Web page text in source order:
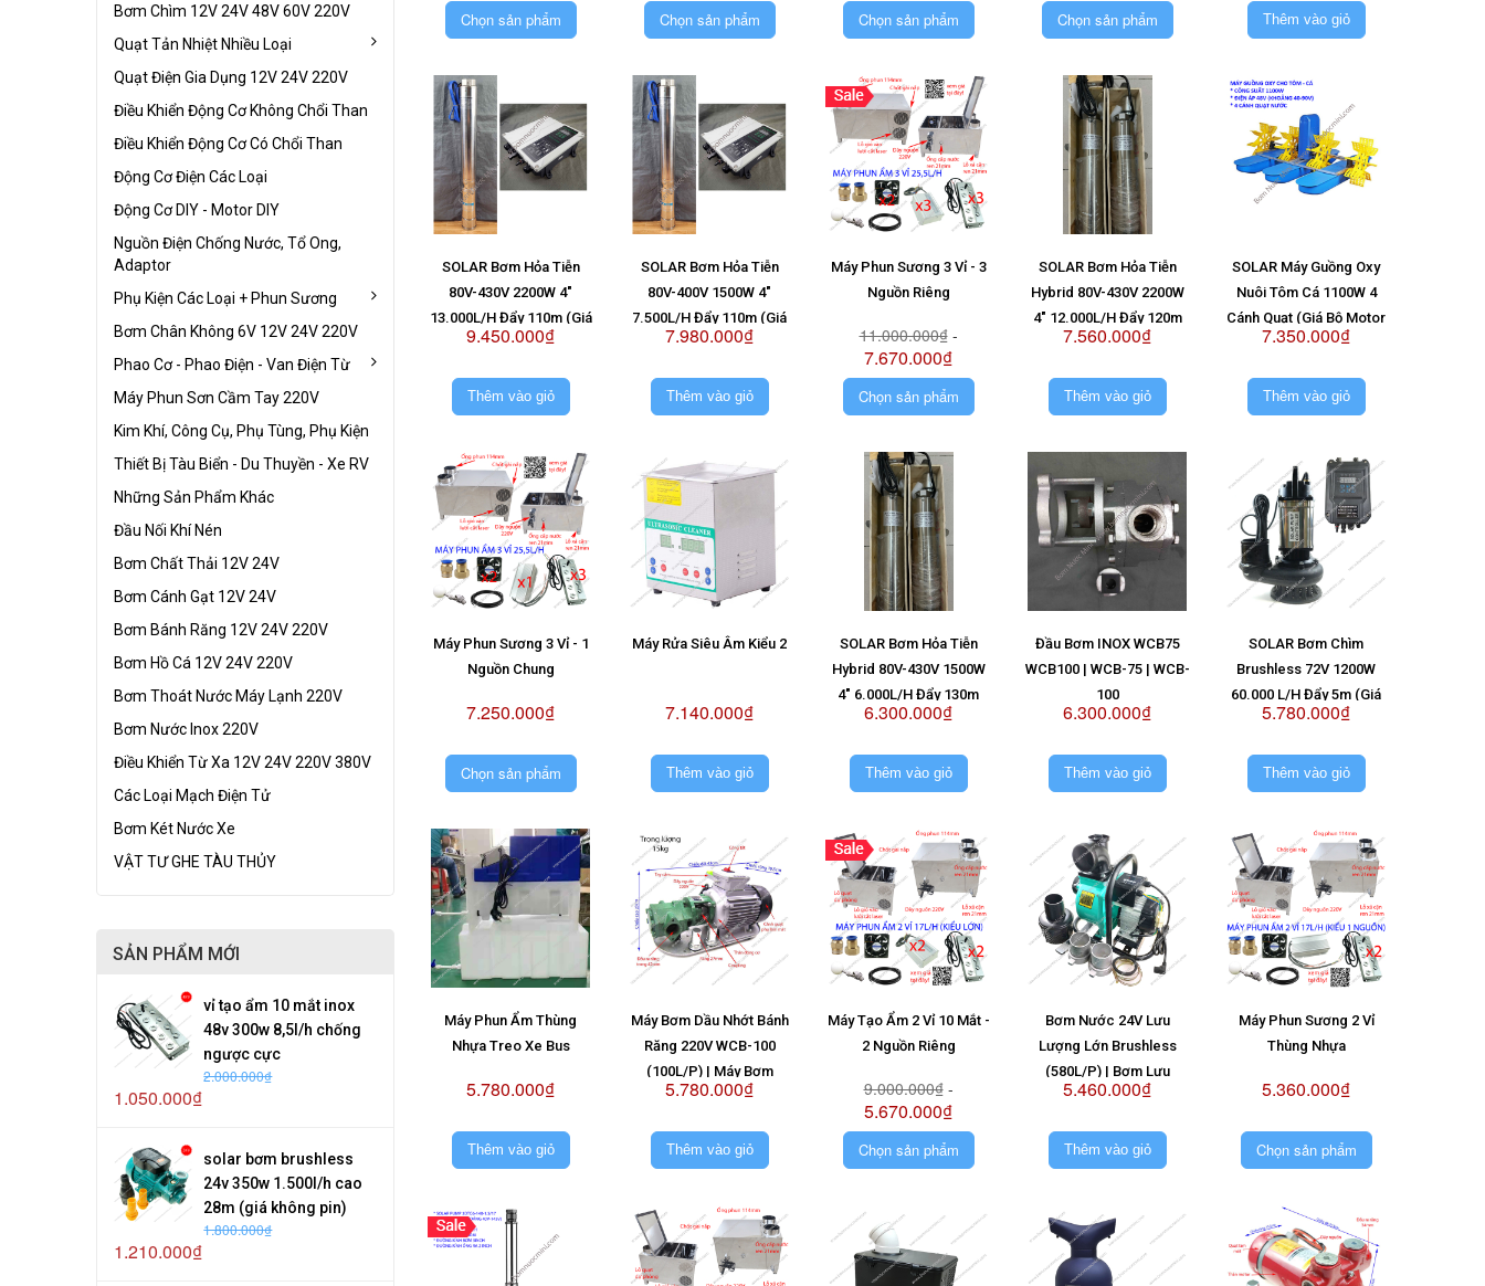
Bơm Chìm 12V 24V 48V 60V 220V
Quạt Tản Nhiệt Nhiều Loại
Quạt Điện Gia Dụng 12V 24V 220V
Điều Khiển Động Cơ Không Chổi Than
Điều Khiển Động Cơ Có Chổi Than
Động Cơ Điện Các Loại
Động Cơ DIY - Motor DIY
Nguồn Điện Chống Nước, Tổ Ong,
Adaptor
Phụ Kiện Các Loại + Phun Sương
Bơm Chân Không 6V 12V 24V 220V
Phao Cơ - Phao Điện - Van Điện Từ
Máy Phun Sơn Cầm Tay 220V
Kim Khí, Công Cụ, Phụ Tùng, Phụ Kiện
Thiết Bị Tàu Biển - Du Thuyền - Xe RV
Những Sản Phẩm Khác
Đầu Nối Khí Nén
Bơm Chất Thải 12V 24V
Bơm Cánh Gạt 12V 24V
Bơm Bánh Răng 12V 24V 220V
Bơm Hồ Cá 12V 24V 220V
Bơm Thoát Nước Máy Lạnh 220V
Bơm Nước Inox 220V
Điều Khiển Từ Xa 12V 24V 220V 380V
Các Loại Mạch Điện Tử
Bơm Két Nước Xe
VẬT TƯ GHE TÀU THỦY
SẢN PHẨM MỚI
vỉ tạo ẩm 10 mắt inox
48v 300w 8,5l/h chống
ngược cực
2.000.000₫
1.050.000₫
solar bơm brushless
24v 350w 1.500l/h cao
28m (giá không pin)
1.800.000₫
1.210.000₫
Chọn sản phẩm Chọn sản phẩm Chọn sản phẩm Chọn sản phẩm Thêm vào giỏ
SOLAR Bơm Hỏa Tiễn
80V-430V 2200W 4"
13.000L/H Đẩy 110m (Giá
Không Pin)
9.450.000₫
Thêm vào giỏ
SOLAR Bơm Hỏa Tiễn
80V-400V 1500W 4"
7.500L/H Đẩy 110m (Giá
Không Pin)
7.980.000₫
Thêm vào giỏ
Máy Phun Sương 3 Vỉ - 3
Nguồn Riêng
11.000.000₫-
7.670.000₫
Chọn sản phẩm
SOLAR Bơm Hỏa Tiễn
Hybrid 80V-430V 2200W
4" 12.000L/H Đẩy 120m
(Giá Không Pin)
7.560.000₫
Thêm vào giỏ
SOLAR Máy Guồng Oxy
Nuôi Tôm Cá 1100W 4
Cánh Quạt (Giá Bộ Motor
Hộp Số)
7.350.000₫
Thêm vào giỏ
Máy Phun Sương 3 Vỉ - 1
Nguồn Chung
7.250.000₫
Chọn sản phẩm
Máy Rửa Siêu Âm Kiểu 2
7.140.000₫
Thêm vào giỏ
SOLAR Bơm Hỏa Tiễn
Hybrid 80V-430V 1500W
4" 6.000L/H Đẩy 130m
(Giá Không Pin)
6.300.000₫
Thêm vào giỏ
Đầu Bơm INOX WCB75
WCB100 | WCB-75 | WCB-
100
6.300.000₫
Thêm vào giỏ
SOLAR Bơm Chìm
Brushless 72V 1200W
60.000 L/H Đẩy 5m (Giá
Không Pin)
5.780.000₫
Thêm vào giỏ
Máy Phun Ẩm Thùng
Nhựa Treo Xe Bus
5.780.000₫
Thêm vào giỏ
Máy Bơm Dầu Nhớt Bánh
Răng 220V WCB-100
(100L/P) | Máy Bơm
WCB100 220V
5.780.000₫
Thêm vào giỏ
Máy Tạo Ẩm 2 Vỉ 10 Mắt -
2 Nguồn Riêng
9.000.000₫-
5.670.000₫
Chọn sản phẩm
Bơm Nước 24V Lưu
Lượng Lớn Brushless
(580L/P) | Bơm Lưu
Lượng Lớn 24V | Bơm
Máy Bơm Không Chổi
Than 24V
5.460.000₫
Thêm vào giỏ
Máy Phun Sương 2 Vỉ
Thùng Nhựa
5.360.000₫
Chọn sản phẩm